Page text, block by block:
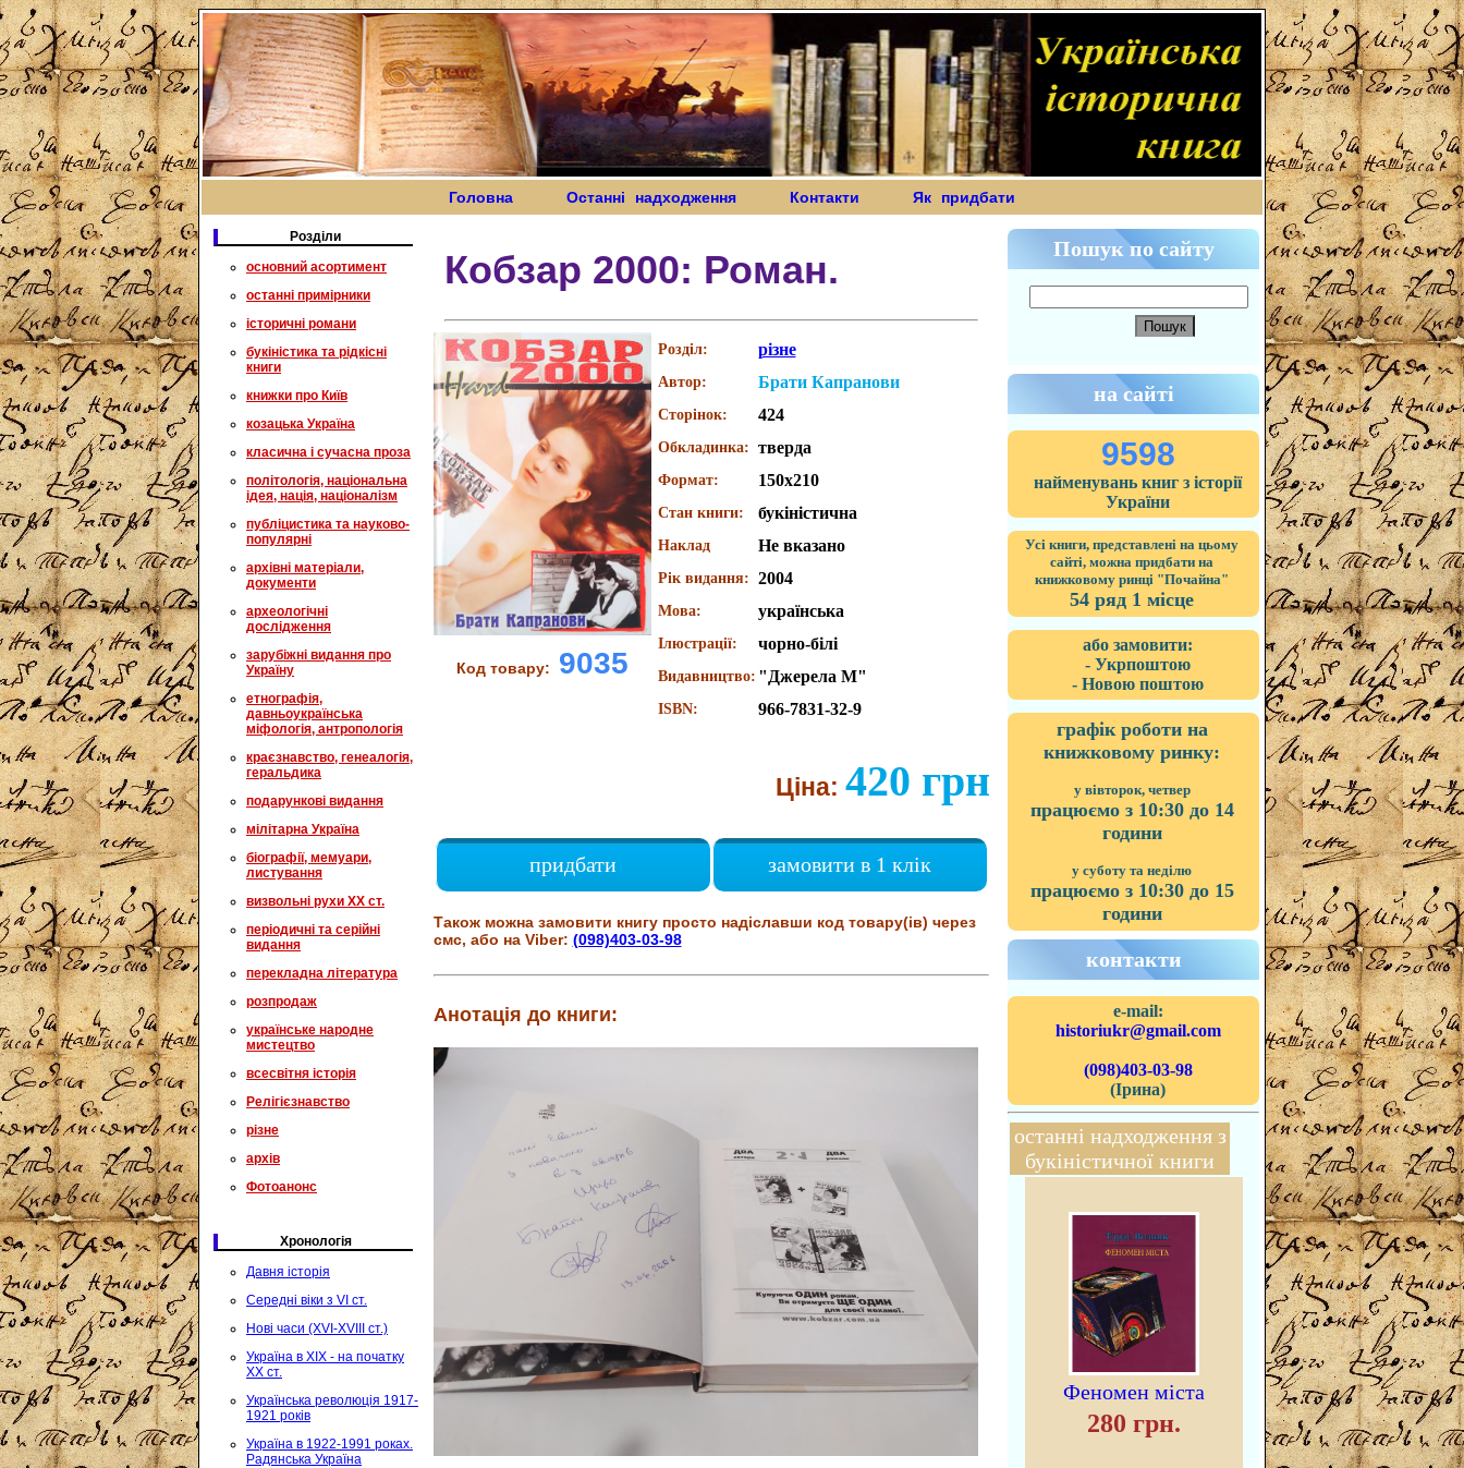
Головна Останні надходження Контакти Як придбати
Розділи
основний асортимент
останні примірники
історичні романи
букіністика та рідкісні
книги
книжки про Київ
козацька Україна
класична і сучасна проза
політологія, національна
ідея, нація, націоналізм
публіцистика та науково-
популярні
архівні матеріали,
документи
археологічні
дослідження
зарубіжні видання про
Україну
етнографія,
давньоукраїнська
міфологія, антропологія
краєзнавство, генеалогія,
геральдика
подарункові видання
мілітарна Україна
біографії, мемуари,
листування
визвольні рухи XX ст.
періодичні та серійні
видання
перекладна література
розпродаж
українське народне
мистецтво
всесвітня історія
Релігієзнавство
різне
архів
Фотоанонс
Хронологія
Давня історія
Середні віки з VI ст.
Нові часи (XVI-XVIII ст.)
Україна в XIX - на початку
XX ст.
Українська революція 1917-
1921 років
Україна в 1922-1991 роках.
Радянська Україна
Кобзар 2000: Роман.
Код товару: 9035
Розділ: різне
Автор: Брати Капранови
Сторінок: 424
Обкладинка: тверда
Формат: 150х210
Стан книги: букіністична
Наклад Не вказано
Рік видання: 2004
Мова: українська
Ілюстрації: чорно-білі
Видавництво: "Джерела М"
ISBN: 966-7831-32-9
Ціна: 420 грн
придбати замовити в 1 клік
Також можна замовити книгу просто надіславши код товару(ів) через
смс, або на Viber: (098)403-03-98
Анотація до книги:
Пошук по сайту
на сайті
9598
найменувань книг з історії
України
Усі книги, представлені на цьому
сайті, можна придбати на
книжковому ринці "Почайна"
54 ряд 1 місце
або замовити:
- Укрпоштою
- Новою поштою
графік роботи на
книжковому ринку:
у вівторок, четвер
працюємо з 10:30 до 14
години
у суботу та неділю
працюємо з 10:30 до 15
години
контакти
e-mail:
historiukr@gmail.com
(098)403-03-98
(Ірина)
останні надходження з
букіністичної книги
Феномен міста
280 грн.